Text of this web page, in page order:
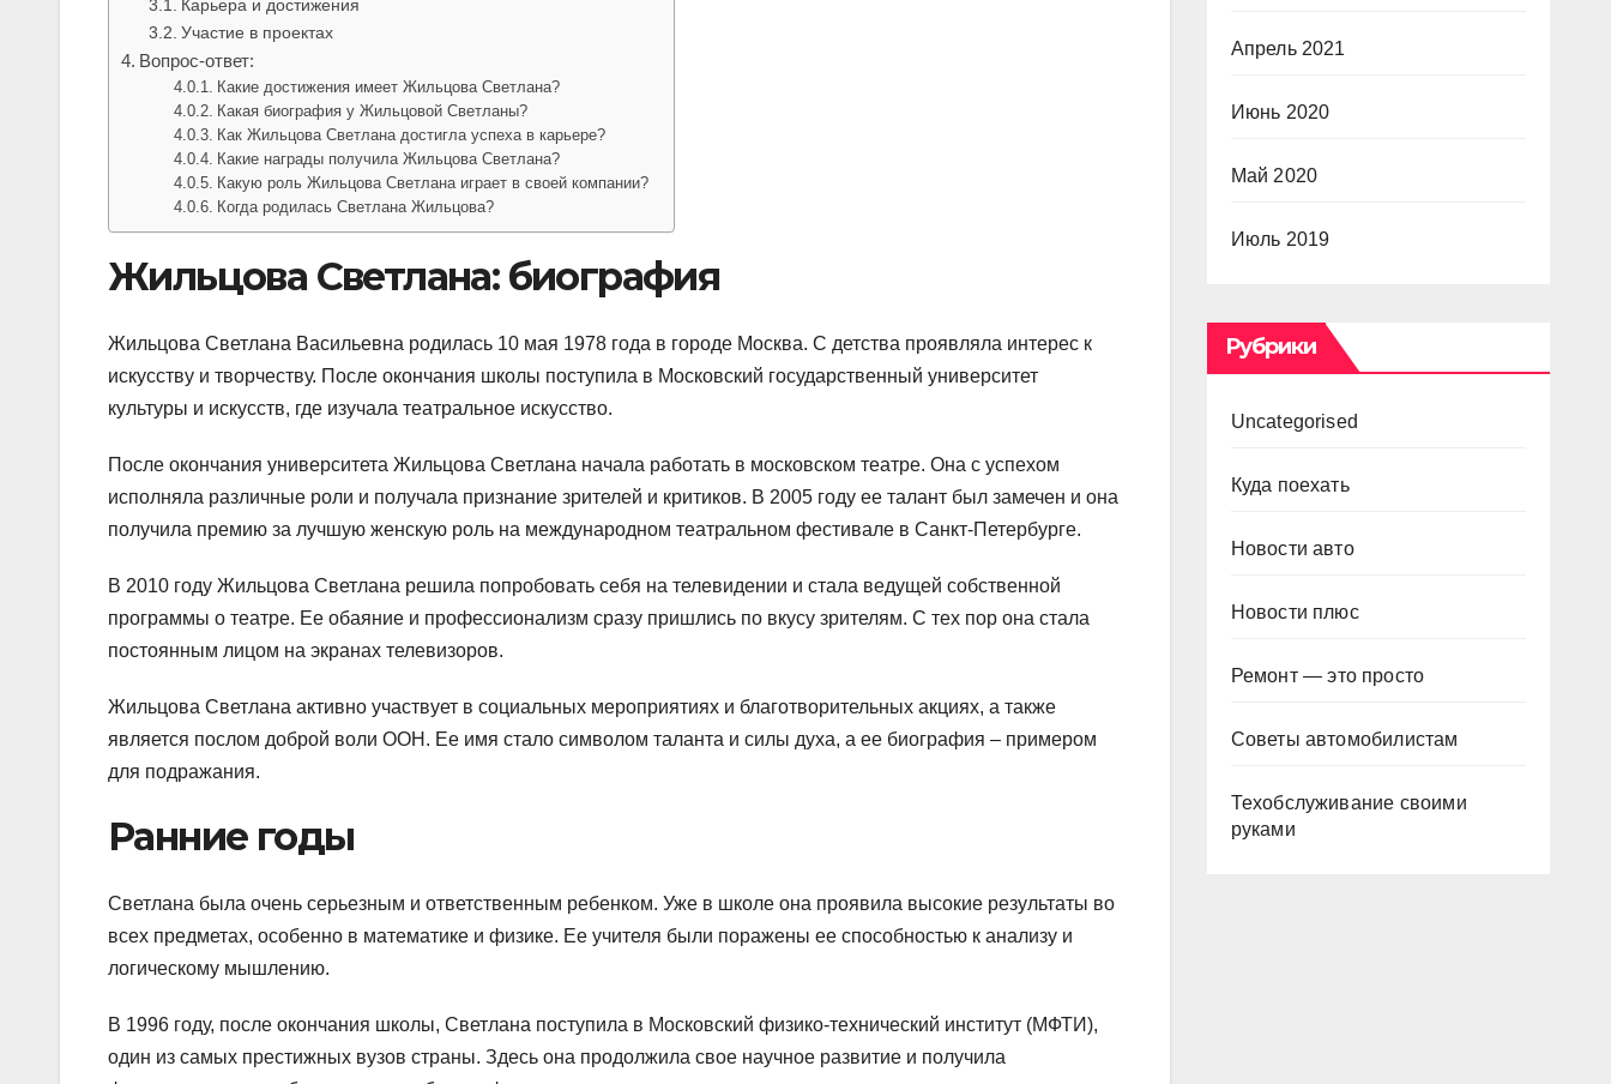
Карьера и достижения
Участие в проектах
Вопрос-ответ:
Какие достижения имеет Жильцова Светлана?
Какая биография у Жильцовой Светланы?
Как Жильцова Светлана достигла успеха в карьере?
Какие награды получила Жильцова Светлана?
Какую роль Жильцова Светлана играет в своей компании?
Когда родилась Светлана Жильцова?
Жильцова Светлана: биография
Жильцова Светлана Васильевна родилась 10 мая 1978 года в городе Москва. С детства проявляла интерес к
искусству и творчеству. После окончания школы поступила в Московский государственный университет
культуры и искусств, где изучала театральное искусство.
После окончания университета Жильцова Светлана начала работать в московском театре. Она с успехом
исполняла различные роли и получала признание зрителей и критиков. В 2005 году ее талант был замечен и она
получила премию за лучшую женскую роль на международном театральном фестивале в Санкт-Петербурге.
В 2010 году Жильцова Светлана решила попробовать себя на телевидении и стала ведущей собственной
программы о театре. Ее обаяние и профессионализм сразу пришлись по вкусу зрителям. С тех пор она стала
постоянным лицом на экранах телевизоров.
Жильцова Светлана активно участвует в социальных мероприятиях и благотворительных акциях, а также
является послом доброй воли ООН. Ее имя стало символом таланта и силы духа, а ее биография – примером
для подражания.
Ранние годы
Светлана была очень серьезным и ответственным ребенком. Уже в школе она проявила высокие результаты во
всех предметах, особенно в математике и физике. Ее учителя были поражены ее способностью к анализу и
логическому мышлению.
В 1996 году, после окончания школы, Светлана поступила в Московский физико-технический институт (МФТИ),
один из самых престижных вузов страны. Здесь она продолжила свое научное развитие и получила
Апрель 2021
Июнь 2020
Май 2020
Июль 2019
Рубрики
Uncategorised
Куда поехать
Новости авто
Новости плюс
Ремонт — это просто
Советы автомобилистам
Техобслуживание своими
руками